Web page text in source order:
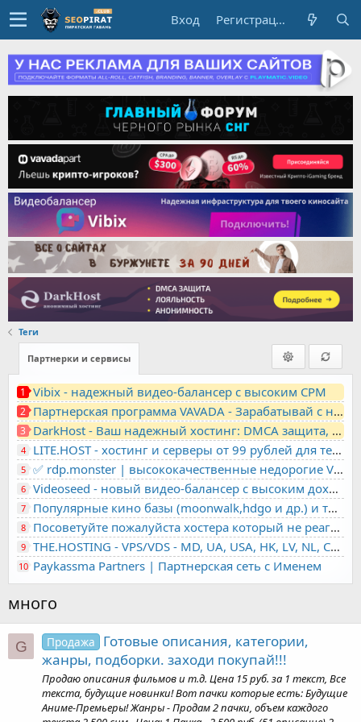
Вход Регистрация
Теги
Партнерки и сервисы
1 Vibix - надежный видео-балансер с высоким CPM
2 Партнерская программа VAVADA - Зарабатывай с нами!
3 DarkHost - Ваш надежный хостинг: DMCA защита, лояльность, анонимность
4 LITE.HOST - хостинг и серверы от 99 рублей для тех, кто любит не переплачивать. Доступ по SSH, поддержка PHP, GIT, COMPOSER, сертификаты Let's Encrypt
5 ✅ rdp.monster | высококачественные недорогие VPS, RDP - выделенные серверы
6 Videoseed - новый видео-балансер с высоким доходом
7 Популярные кино базы (moonwalk,hdgo и др.) и торренты в одном плеере для вашего сайта
8 Посоветуйте пожалуйста хостера который не реагирует на ркн
9 THE.HOSTING - VPS/VDS - MD, UA, USA, HK, LV, NL, CA, DE, SK, CZE, GB, IL, TR, PL, BG, RO, IT, FL, HU, PT.
10 Paykassma Partners | Партнерская сеть с Именем
много
G Продажа
Готовые описания, категории,
жанры, подборки. заходи покупай!!!
Продаю описания фильмов и т.д. Цена 15 руб. за 1 текст, Все
текста, будущие новинки! Вот пачки которые есть: Будущие
Аниме-Премьеры! Жанры - Продам 2 пачки, объем каждого